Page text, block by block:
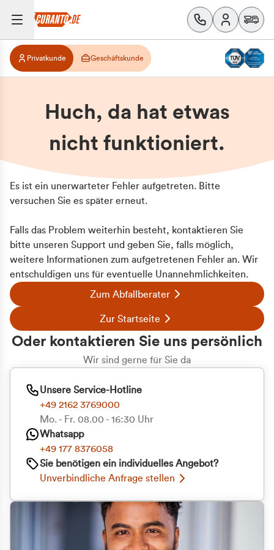
Privatkunde Geschäftskunde
Huch, da hat etwas
nicht funktioniert.
Es ist ein unerwarteter Fehler aufgetreten. Bitte
versuchen Sie es später erneut.
Falls das Problem weiterhin besteht, kontaktieren Sie
bitte unseren Support und geben Sie, falls möglich,
weitere Informationen zum aufgetretenen Fehler an. Wir
entschuldigen uns für eventuelle Unannehmlichkeiten.
Zum Abfallberater
Zur Startseite
Oder kontaktieren Sie uns persönlich
Wir sind gerne für Sie da
Unsere Service-Hotline
+49 2162 3769000
Mo. - Fr. 08.00 - 16:30 Uhr
Whatsapp
+49 177 8376058
Sie benötigen ein individuelles Angebot?
Unverbindliche Anfrage stellen